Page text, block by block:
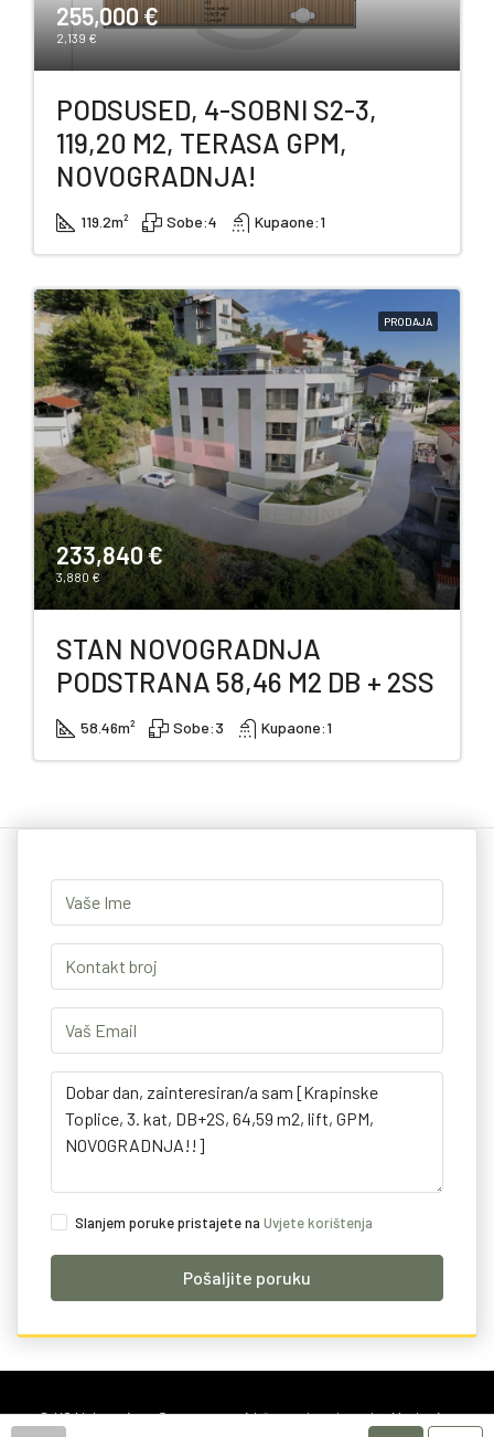
255,000 €
2,139 €
PODSUSED, 4-SOBNI S2-3,
119,20 M2, TERASA GPM,
NOVOGRADNJA!
119.2m² Sobe:4 Kupaone:1
PRODAJA
233,840 €
3,880 €
STAN NOVOGRADNJA
PODSTRANA 58,46 M2 DB + 2SS
58.46m² Sobe:3 Kupaone:1
Slanjem poruke pristajete na Uvjete korištenja
Pošaljite poruku
© K2 Nekretnine • Sva prava pridržana •Izrada weba Marketing